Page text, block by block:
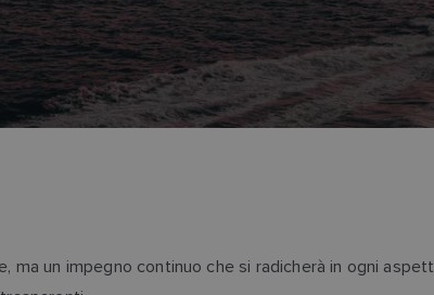
un impegno continuo che si radicherà in ogni